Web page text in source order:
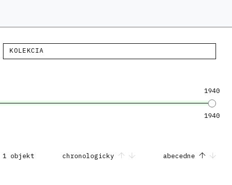
KOLEKCIA
1940
1940
1 objekt chronologicky abecedne